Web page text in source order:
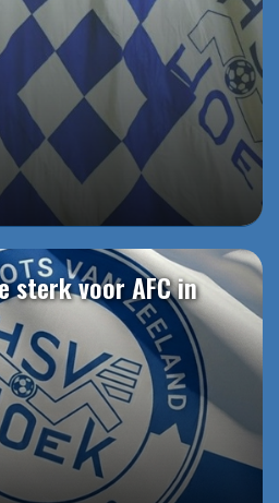
sterk voor AFC in